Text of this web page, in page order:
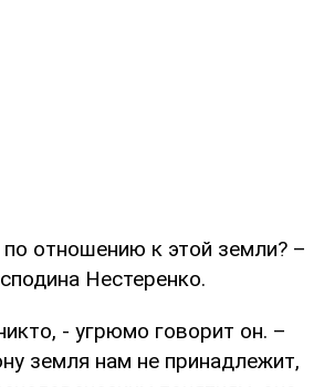
отношению к этой земли? –
Нестеренко.
- угрюмо говорит он. –
земля нам не принадлежит,